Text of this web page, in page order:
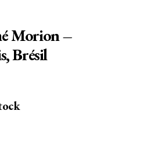
Morion –
Brésil